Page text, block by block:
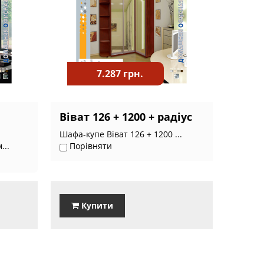
7.287 грн.
Віват 126 + 1200 + радіус
Шафа-купе Віват 126 + 1200 ...
Порівняти
Купити